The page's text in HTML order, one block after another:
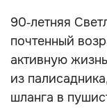
90‑летняя
почтенный
активную
из
шланга в